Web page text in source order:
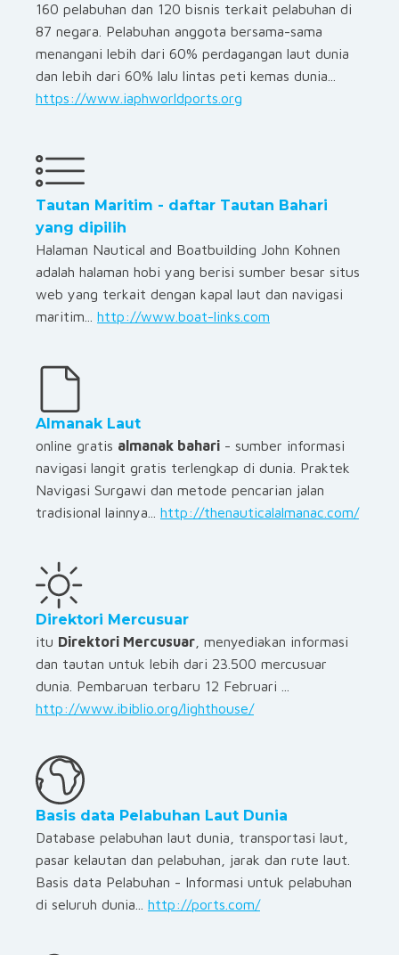
160 pelabuhan dan 120 bisnis terkait pelabuhan di
87 negara. Pelabuhan anggota bersama-sama
menangani lebih dari 60% perdagangan laut dunia
dan lebih dari 60% lalu lintas peti kemas dunia...
https://www.iaphworldports.org
Tautan Maritim - daftar Tautan Bahari
yang dipilih
Halaman Nautical and Boatbuilding John Kohnen
adalah halaman hobi yang berisi sumber besar situs
web yang terkait dengan kapal laut dan navigasi
maritim... http://www.boat-links.com
Almanak Laut
online gratis almanak bahari - sumber informasi
navigasi langit gratis terlengkap di dunia. Praktek
Navigasi Surgawi dan metode pencarian jalan
tradisional lainnya... http://thenauticalalmanac.com/
Direktori Mercusuar
itu Direktori Mercusuar , menyediakan informasi
dan tautan untuk lebih dari 23.500 mercusuar
dunia. Pembaruan terbaru 12 Februari ...
http://www.ibiblio.org/lighthouse/
Basis data Pelabuhan Laut Dunia
Database pelabuhan laut dunia, transportasi laut,
pasar kelautan dan pelabuhan, jarak dan rute laut.
Basis data Pelabuhan - Informasi untuk pelabuhan
di seluruh dunia... http://ports.com/